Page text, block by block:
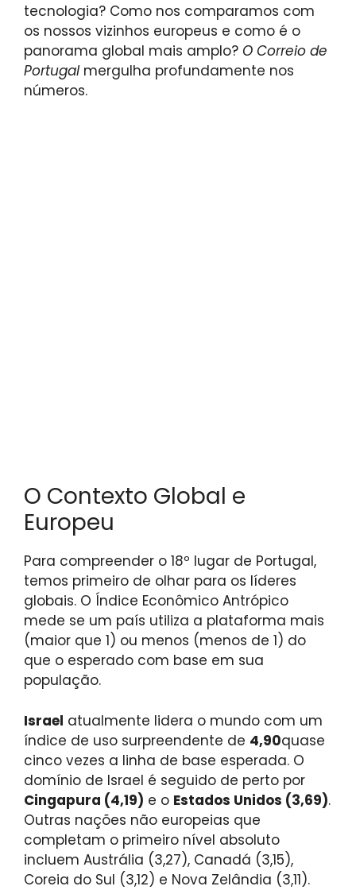
tecnologia? Como nos comparamos com
os nossos vizinhos europeus e como é o
panorama global mais amplo? O Correio de
Portugalmergulha profundamente nos
números.
O Contexto Global e
Europeu
Para compreender o 18º lugar de Portugal,
temos primeiro de olhar para os líderes
globais. O Índice Econômico Antrópico
mede se um país utiliza a plataforma mais
(maior que 1) ou menos (menos de 1) do
que o esperado com base em sua
população.
Israel atualmente lidera o mundo com um
índice de uso surpreendente de 4,90quase
cinco vezes a linha de base esperada. O
domínio de Israel é seguido de perto por
Cingapura (4,19) e o Estados Unidos (3,69).
Outras nações não europeias que
completam o primeiro nível absoluto
incluem Austrália (3,27), Canadá (3,15),
Coreia do Sul (3,12) e Nova Zelândia (3,11).